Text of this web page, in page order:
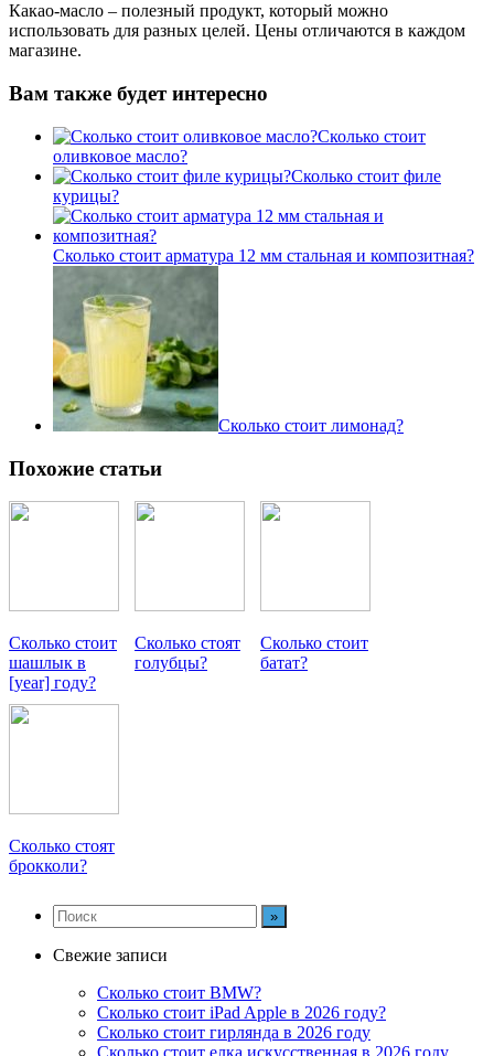
Какао-масло – полезный продукт, который можно
использовать для разных целей. Цены отличаются в каждом
магазине.
Вам также будет интересно
Сколько стоит
оливковое масло?
Сколько стоит филе
курицы?
Сколько стоит арматура 12 мм стальная и композитная?
Сколько стоит лимонад?
Похожие статьи
Сколько стоит
шашлык в
[year] году?
Сколько стоят
голубцы?
Сколько стоит
батат?
Сколько стоят
брокколи?
Свежие записи
Сколько стоит BMW?
Сколько стоит iPad Apple в 2026 году?
Сколько стоит гирлянда в 2026 году